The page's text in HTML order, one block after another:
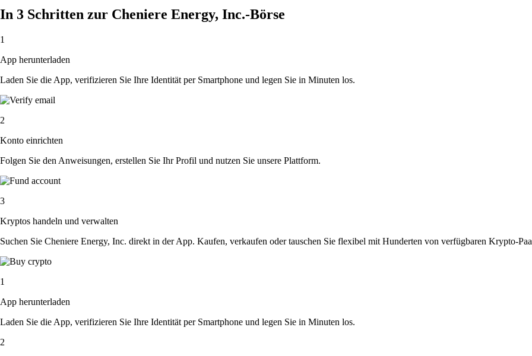
In 3 Schritten zur Cheniere Energy, Inc.-Börse
1
App herunterladen
Laden Sie die App, verifizieren Sie Ihre Identität per Smartphone und legen Sie in Minuten los.
2
Konto einrichten
Folgen Sie den Anweisungen, erstellen Sie Ihr Profil und nutzen Sie unsere Plattform.
3
Kryptos handeln und verwalten
Suchen Sie Cheniere Energy, Inc. direkt in der App. Kaufen, verkaufen oder tauschen Sie flexibel mit Hunderten von verfügbaren Krypto-
1
App herunterladen
Laden Sie die App, verifizieren Sie Ihre Identität per Smartphone und legen Sie in Minuten los.
2